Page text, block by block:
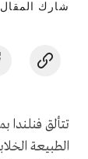
شارك المقال
تتألق
الطبيعة